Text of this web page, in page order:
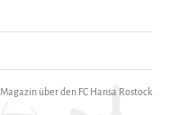
Magazin über den FC Hansa Rostock